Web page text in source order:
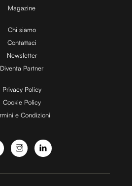
i
d
e
o
Magazine
Chi siamo
Contattaci
Newsletter
Diventa Partner
Privacy Policy
Cookie Policy
e Condizioni